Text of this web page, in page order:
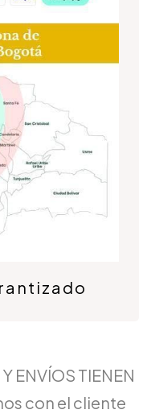
ENVÍOS TIENEN
con el cliente